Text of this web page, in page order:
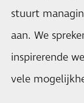
stuurt
aan. We
inspirerende
vele